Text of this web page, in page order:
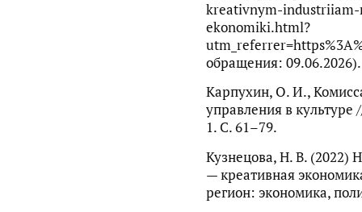
kreativnym-industriiam-
ekonomiki.html?
обращения: 09.06.2026).
Карпухин, О. И.,
управления в
1. С. 61–79.
Кузнецова, Н. В. (2022)
— креативная
регион: экономика,